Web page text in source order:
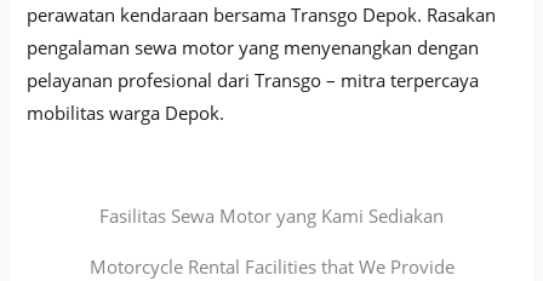
perawatan kendaraan bersama Transgo Depok. Rasakan
pengalaman sewa motor yang menyenangkan dengan
pelayanan profesional dari Transgo – mitra terpercaya
mobilitas warga Depok.
Fasilitas Sewa Motor yang Kami Sediakan
Motorcycle Rental Facilities that We Provide